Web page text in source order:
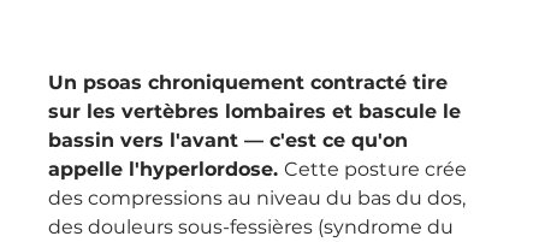
Un psoas chroniquement contracté tire
sur les vertèbres lombaires et bascule le
bassin vers l'avant — c'est ce qu'on
appelle l'hyperlordose. Cette posture crée
des compressions au niveau du bas du dos,
des douleurs sous-fessières (syndrome du